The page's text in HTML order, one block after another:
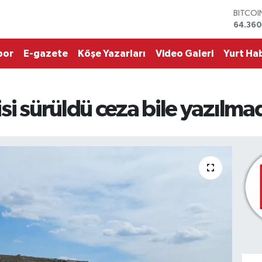
47,7143
EURO
GRAM
E-gazete Köşe Yazarları Video Galeri Yurt
sürüldü ceza bile